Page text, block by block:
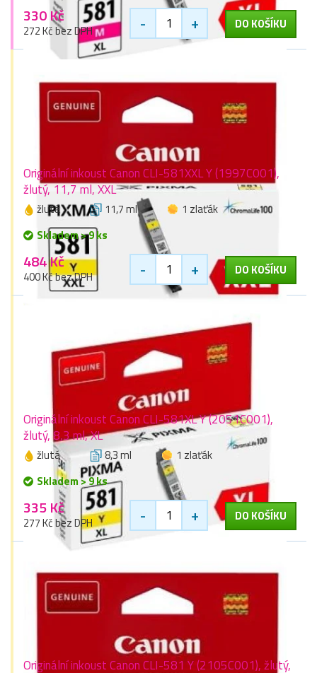
330 Kč
272 Kč bez DPH - + DO KOŠÍKU
Originální inkoust Canon CLI-581XXL Y (1997C001),
žlutý, 11,7 ml, XXL
žlutá 11,7 ml
1 zlaťák
Skladem > 9 ks
484 Kč
400 Kč bez DPH - + DO KOŠÍKU
Originální inkoust Canon CLI-581XL Y (2051C001),
žlutý, 8,3 ml, XL
žlutá 8,3 ml
1 zlaťák
Skladem > 9 ks
335 Kč
277 Kč bez DPH - + DO KOŠÍKU
Originální inkoust Canon CLI-581 Y (2105C001), žlutý,